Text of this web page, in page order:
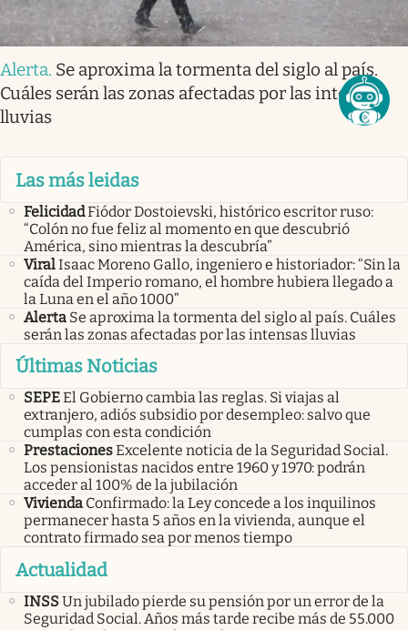
Alerta. Se aproxima la tormenta del siglo al país.
Cuáles serán las zonas afectadas por las intensas
lluvias
Las más leidas
FelicidadFiódor Dostoievski, histórico escritor ruso:
“Colón no fue feliz al momento en que descubrió
América, sino mientras la descubría”
ViralIsaac Moreno Gallo, ingeniero e historiador: “Sin la
caída del Imperio romano, el hombre hubiera llegado a
la Luna en el año 1000”
Alerta Se aproxima la tormenta del siglo al país. Cuáles
serán las zonas afectadas por las intensas lluvias
Últimas Noticias
SEPEEl Gobierno cambia las reglas. Si viajas al
extranjero, adiós subsidio por desempleo: salvo que
cumplas con esta condición
PrestacionesExcelente noticia de la Seguridad Social.
Los pensionistas nacidos entre 1960 y 1970: podrán
acceder al 100% de la jubilación
Vivienda Confirmado: la Ley concede a los inquilinos
permanecer hasta 5 años en la vivienda, aunque el
contrato firmado sea por menos tiempo
Actualidad
INSSUn jubilado pierde su pensión por un error de la
Seguridad Social. Años más tarde recibe más de 55.000